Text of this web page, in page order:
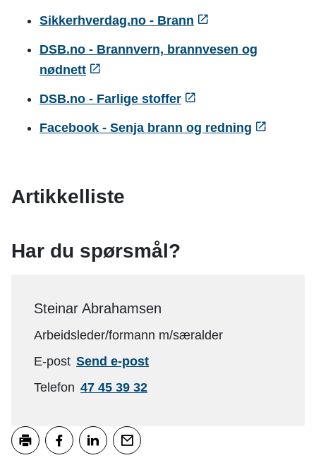
Sikkerhverdag.no - Brann
DSB.no - Brannvern, brannvesen og
nødnett
DSB.no - Farlige stoffer
Facebook - Senja brann og redning
Artikkelliste
Har du spørsmål?
Steinar Abrahamsen
Arbeidsleder/formann m/særalder
E-post Send e-posttil
Telefon 47 45 39 32